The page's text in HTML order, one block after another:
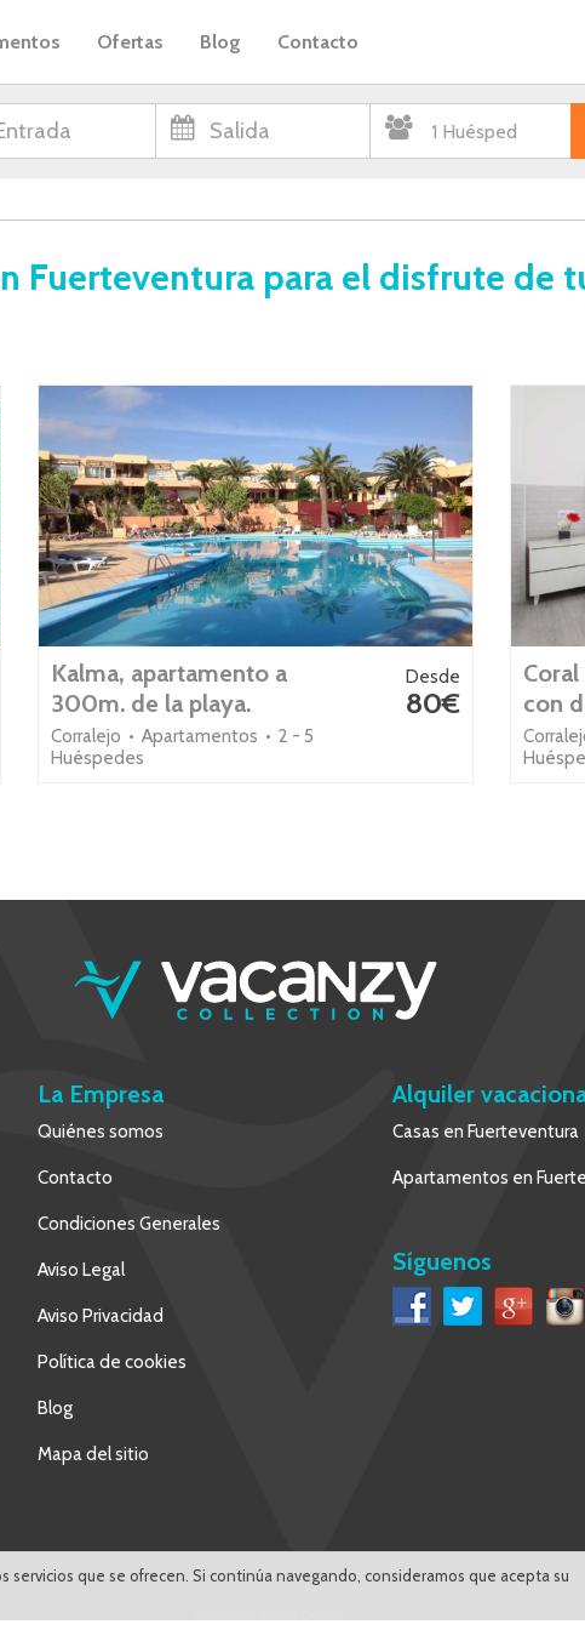
Ofertas Blog Contacto
Fuerteventura para el disfrute de
Kalma, apartamento a
300m. de la playa.
Corralejo • Apartamentos • 2 - 5
Huéspedes
Desde
80€
con
La Empresa
Quiénes somos
Contacto
Condiciones Generales
Aviso Legal
Aviso Privacidad
Política de cookies
Blog
Mapa del sitio
Alquiler
Casas en Fuerteventura
Apartamentos en
Síguenos
servicios que se ofrecen. Si continúa navegando, consideramos que acepta su